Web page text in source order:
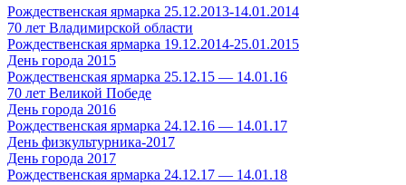
Рождественская ярмарка 25.12.2013-14.01.2014
70 лет Владимирской области
Рождественская ярмарка 19.12.2014-25.01.2015
День города 2015
Рождественская ярмарка 25.12.15 — 14.01.16
70 лет Великой Победе
День города 2016
Рождественская ярмарка 24.12.16 — 14.01.17
День физкультурника-2017
День города 2017
Рождественская ярмарка 24.12.17 — 14.01.18